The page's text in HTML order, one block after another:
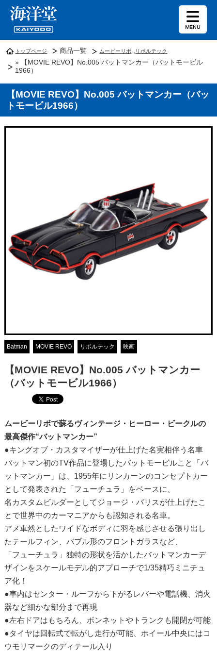
トップページ 商品一覧 ムービーリボ リボルテック
» 【MOVIE REVO】No.005 バットマンカー（バットモービル
1966）
【MOVIE REVO】No.005 バットマンカー（バッ
トモービル1966）
Batman MOVIE REVO リボルテック 映画
【MOVIE REVO】No.005 バットマンカー
（バットモービル1966）
ムービーリボで蘇るヴィンテージ・ヒーロー・ビークルの
最高傑作“バットマンカー”
●キングオブ・カスタマイザーが仕上げた名実相伴う名車
バットマン初のTV作品に登場したバットモービルこと「バ
ットマンカー」は、1955年にリンカーンのコンセプトカー
として発表された「フューチュラ」をベースに、
名カスタムビルダーとしてジョージ・バリスが仕上げたこ
とで世界中のカーマニアからも認知される名車。
アメ車然としたワイドなボディに羽を感じさせる張り出し
たテールフィン、バブル形のフロントガラスなど、
「フューチュラ」独特の形状を活かしたバットマンカーデ
ザインをスケールモデル的アプローチで1/35精巧ミニチュ
ア化！
●車内はセンター・ルーフから下がるレバーや電話機、消火
器など細かな部分まで再現
●左右ドアはもちろん、ボンネットやトランクも開閉が可能
●タイヤは回転式で転がし走行が可能、ホイール中央にはコ
ウモリマークのディテール入り